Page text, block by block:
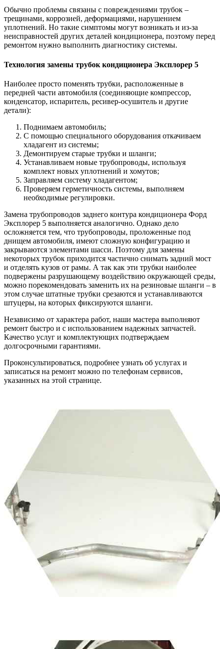
Обычно проблемы связаны с повреждениями трубок –
трещинами, коррозией, деформациями, нарушением
уплотнений. Но такие симптомы могут возникать и из-за
неисправностей других деталей кондиционера, поэтому перед
ремонтом нужно выполнить диагностику системы.
Технология замены трубок кондиционера Эксплорер 5
Наиболее просто поменять трубки, расположенные в
передней части автомобиля (соединяющие компрессор,
конденсатор, испаритель, ресивер-осушитель и другие
детали):
Поднимаем автомобиль;
С помощью специального оборудования откачиваем
хладагент из системы;
Демонтируем старые трубки и шланги;
Устанавливаем новые трубопроводы, используя
комплект новых уплотнений и хомутов;
Заправляем систему хладагентом;
Проверяем герметичность системы, выполняем
необходимые регулировки.
Замена трубопроводов заднего контура кондиционера Форд
Эксплорер 5 выполняется аналогично. Однако дело
осложняется тем, что трубопроводы, проложенные под
днищем автомобиля, имеют сложную конфигурацию и
закрываются элементами шасси. Поэтому для замены
некоторых трубок приходится частично снимать задний мост
и отделять кузов от рамы. А так как эти трубки наиболее
подвержены разрушающему воздействию окружающей среды,
можно порекомендовать заменить их на резиновые шланги – в
этом случае штатные трубки срезаются и устанавливаются
штуцеры, на которых фиксируются шланги.
Независимо от характера работ, наши мастера выполняют
ремонт быстро и с использованием надежных запчастей.
Качество услуг и комплектующих подтверждаем
долгосрочными гарантиями.
Проконсультироваться, подробнее узнать об услугах и
записаться на ремонт можно по телефонам сервисов,
указанных на этой странице.